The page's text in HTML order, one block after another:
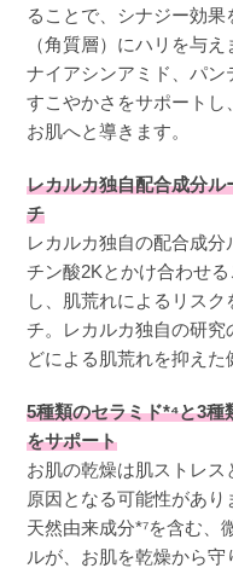
ることで、シナジー効
（角質層）にハリを与
ナイアシンアミド、パ
すこやかさをサポート
お肌へと導きます。
レカルカ独自配合成分
チ
レカルカ独自の配合成
チン酸2Kとかけ合わせ
し、肌荒れによるリス
チ。レカルカ独自の研
どによる肌荒れを抑えた
5種類のセラミド*⁴と3種
をサポート
お肌の乾燥は肌ストレ
原因となる可能性があ
天然由来成分*⁷を含む、
ルが、お肌を乾燥から